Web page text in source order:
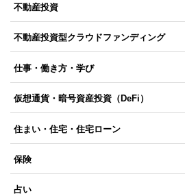
不動産投資
不動産投資型クラウドファンディング
仕事・働き方・学び
仮想通貨・暗号資産投資（DeFi）
住まい・住宅・住宅ローン
保険
占い